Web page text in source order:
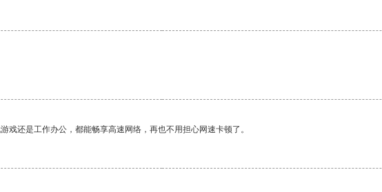
还是工作办公，都能畅享高速网络，再也不用担心网速卡顿了。